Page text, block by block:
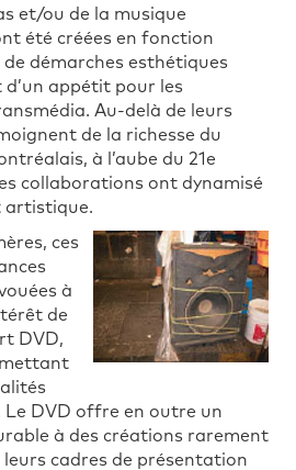
et/ou de la musique
été créées en fonction
de démarches esthétiques
appétit pour les
Au-delà de leurs
de la richesse du
à l’aube du 21e
collaborations ont dynamisé
artistique.
ces
à
de
DVD,
Le DVD offre en outre un
à des créations rarement
leurs cadres de présentation